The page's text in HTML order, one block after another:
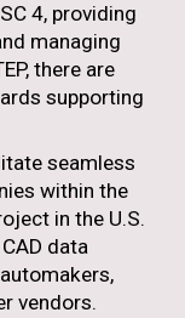
4, providing
managing
there are
supporting
seamless
within the
in the U.S.
data
vendors.